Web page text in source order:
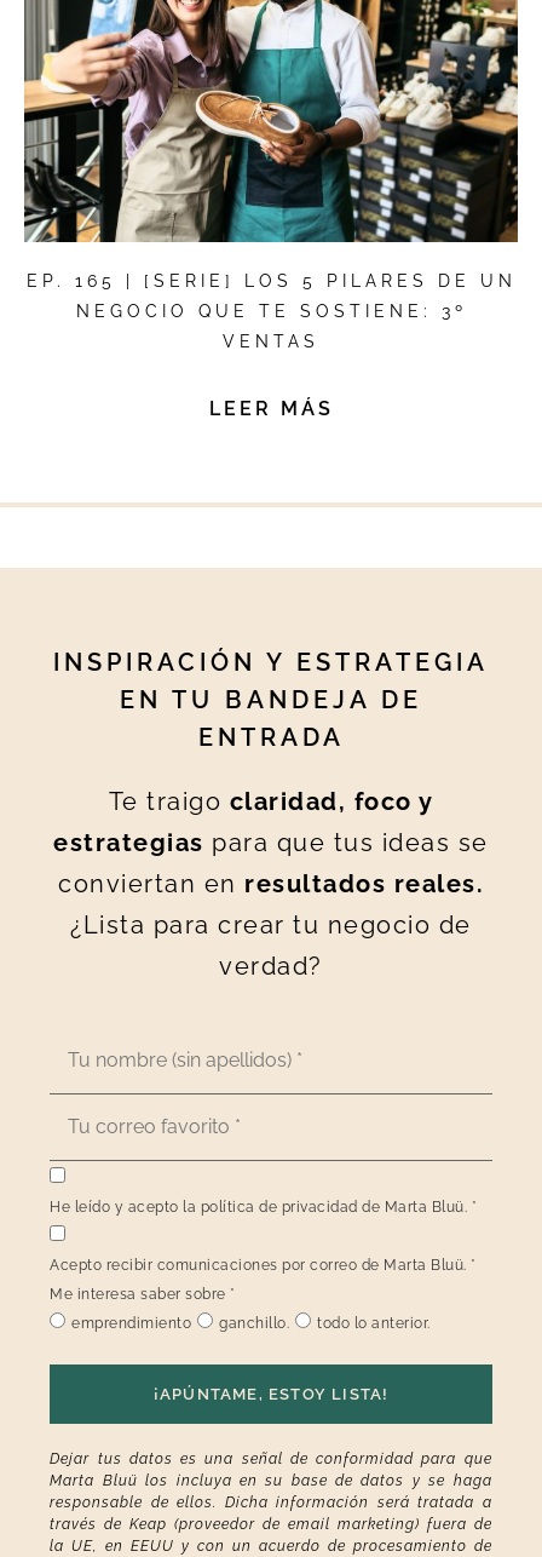
EP. 165 | [SERIE] LOS 5 PILARES DE UN
NEGOCIO QUE TE SOSTIENE: 3º
VENTAS
LEER MÁS
INSPIRACIÓN Y ESTRATEGIA
EN TU BANDEJA DE
ENTRADA
Te traigo claridad, foco y
estrategias para que tus ideas se
conviertan en resultados reales.
¿Lista para crear tu negocio de
verdad?
He leído y acepto la política de privacidad de Marta Bluü. *
Acepto recibir comunicaciones por correo de Marta Bluü. *
Me interesa saber sobre *
emprendimiento
ganchillo. todo lo anterior.
¡APÚNTAME, ESTOY LISTA!
Dejar tus datos es una señal de conformidad para que
Marta Bluü los incluya en su base de datos y se haga
responsable de ellos. Dicha información será tratada a
través de Keap (proveedor de email marketing) fuera de
la UE, en EEUU y con un acuerdo de procesamiento de